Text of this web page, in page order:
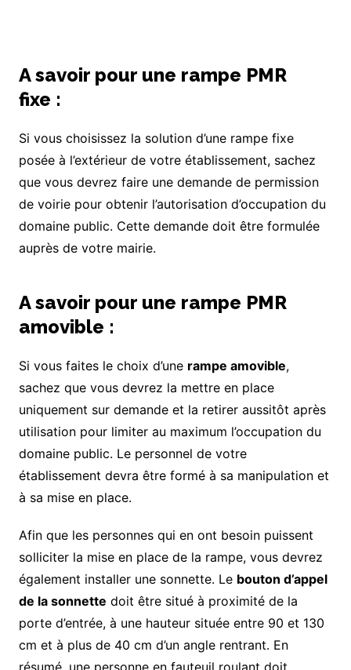
A savoir pour une rampe PMR
fixe :
Si vous choisissez la solution d’une rampe fixe
posée à l’extérieur de votre établissement, sachez
que vous devrez faire une demande de permission
de voirie pour obtenir l’autorisation d’occupation du
domaine public. Cette demande doit être formulée
auprès de votre mairie.
A savoir pour une rampe PMR
amovible :
Si vous faites le choix d’une rampe amovible,
sachez que vous devrez la mettre en place
uniquement sur demande et la retirer aussitôt après
utilisation pour limiter au maximum l’occupation du
domaine public. Le personnel de votre
établissement devra être formé à sa manipulation et
à sa mise en place.
Afin que les personnes qui en ont besoin puissent
solliciter la mise en place de la rampe, vous devrez
également installer une sonnette. Le bouton d’appel
de la sonnette doit être situé à proximité de la
porte d’entrée, à une hauteur située entre 90 et 130
cm et à plus de 40 cm d’un angle rentrant. En
résumé, une personne en fauteuil roulant doit